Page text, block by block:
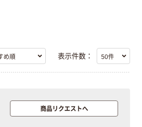
表示件数：
商品リクエストへ